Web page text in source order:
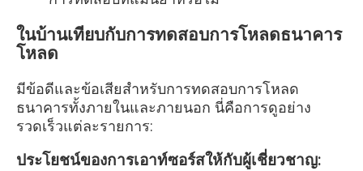
ในบ้านเทียบกับการทดสอบการโหลดธนาคาร
โหลด
มีข้อดีและข้อเสียสำหรับการทดสอบการโหลด
ธนาคารทั้งภายในและภายนอก นี่คือการดูอย่าง
รวดเร็วแต่ละรายการ:
ประโยชน์ของการเอาท์ซอร์สให้กับผู้เชี่ยวชาญ: